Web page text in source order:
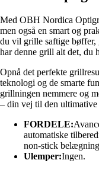
Med OBH Nordica
men også en smart og
du vil grille saftige bøffer,
har denne grill alt det, du
Opnå det perfekte
teknologi og de smarte
grillningen nemmere og
– din vej til den
FORDELE:
automatiske
non-stick
Ulemper:Ingen.